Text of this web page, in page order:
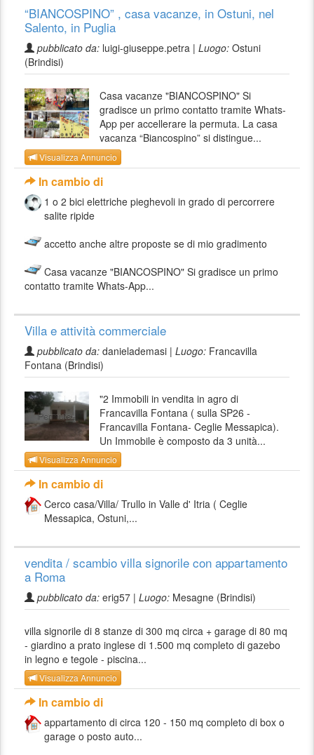
“BIANCOSPINO” , casa vacanze, in Ostuni, nel
Salento, in Puglia
pubblicato da: luigi-giuseppe.petra | Luogo: Ostuni
(Brindisi)
Casa vacanze "BIANCOSPINO" Si
gradisce un primo contatto tramite Whats-
App per accellerare la permuta. La casa
vacanza “Biancospino” si distingue...
Visualizza Annuncio
In cambio di
1 o 2 bici elettriche pieghevoli in grado di percorrere
salite ripide
accetto anche altre proposte se di mio gradimento
Casa vacanze "BIANCOSPINO" Si gradisce un primo
contatto tramite Whats-App...
Villa e attività commerciale
pubblicato da: danielademasi | Luogo: Francavilla
Fontana (Brindisi)
"2 Immobili in vendita in agro di
Francavilla Fontana ( sulla SP26 -
Francavilla Fontana- Ceglie Messapica).
Un Immobile è composto da 3 unità...
Visualizza Annuncio
In cambio di
Cerco casa/Villa/ Trullo in Valle d' Itria ( Ceglie
Messapica, Ostuni,...
vendita / scambio villa signorile con appartamento
a Roma
pubblicato da: erig57 | Luogo: Mesagne (Brindisi)
villa signorile di 8 stanze di 300 mq circa + garage di 80 mq
- giardino a prato inglese di 1.500 mq completo di gazebo
in legno e tegole - piscina...
Visualizza Annuncio
In cambio di
appartamento di circa 120 - 150 mq completo di box o
garage o posto auto...